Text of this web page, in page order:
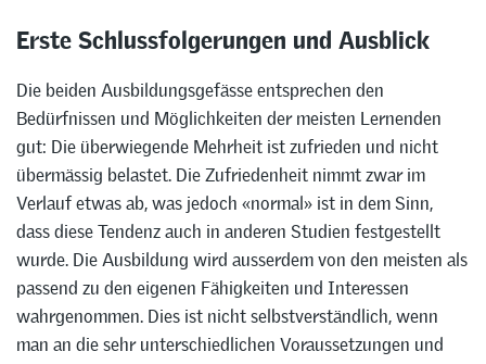
Erste Schlussfolgerungen und Ausblick
Die beiden Ausbildungsgefässe entsprechen den
Bedürfnissen und Möglichkeiten der meisten Lernenden
gut: Die überwiegende Mehrheit ist zufrieden und nicht
übermässig belastet. Die Zufriedenheit nimmt zwar im
Verlauf etwas ab, was jedoch «normal» ist in dem Sinn,
dass diese Tendenz auch in anderen Studien festgestellt
wurde. Die Ausbildung wird ausserdem von den meisten als
passend zu den eigenen Fähigkeiten und Interessen
wahrgenommen. Dies ist nicht selbstverständlich, wenn
man an die sehr unterschiedlichen Voraussetzungen und